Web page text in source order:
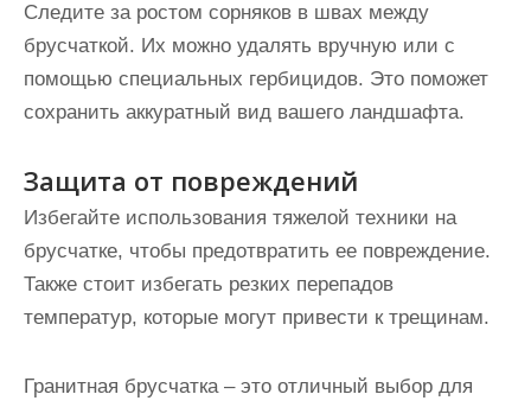
Следите за ростом сорняков в швах между
брусчаткой. Их можно удалять вручную или с
помощью специальных гербицидов. Это поможет
сохранить аккуратный вид вашего ландшафта.
Защита от повреждений
Избегайте использования тяжелой техники на
брусчатке, чтобы предотвратить ее повреждение.
Также стоит избегать резких перепадов
температур, которые могут привести к трещинам.
Гранитная брусчатка – это отличный выбор для